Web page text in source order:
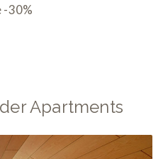
-30%
Apartments